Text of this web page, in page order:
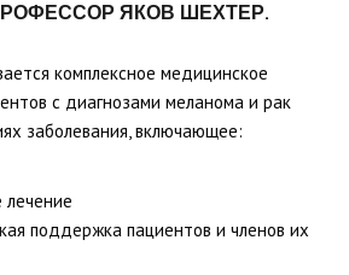
ЯКОВ ШЕХТЕР.
комплексное медицинское
с диагнозами меланома и рак
заболевания, включающее:
поддержка пациентов и членов их